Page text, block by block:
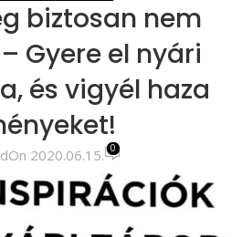
biztosan nem
Gyere el nyári
és vigyél haza
On 2020.06.15. 0